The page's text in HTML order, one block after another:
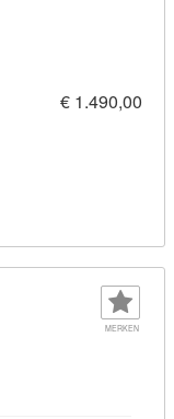
€ 1.490,00
MERKEN